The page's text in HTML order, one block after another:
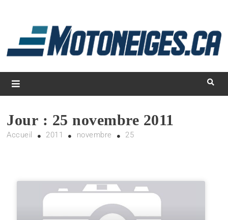
Magazine Motoneiges.ca
Jour : 25 novembre 2011
Accueil 2011 novembre 25